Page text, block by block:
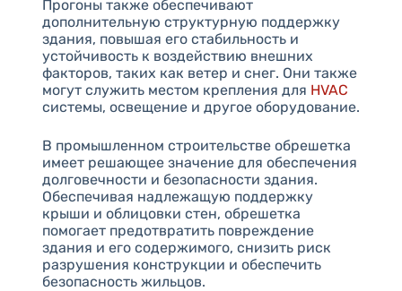
Прогоны также обеспечивают
дополнительную структурную поддержку
здания, повышая его стабильность и
устойчивость к воздействию внешних
факторов, таких как ветер и снег. Они также
могут служить местом крепления для HVAC
системы, освещение и другое оборудование.
В промышленном строительстве обрешетка
имеет решающее значение для обеспечения
долговечности и безопасности здания.
Обеспечивая надлежащую поддержку
крыши и облицовки стен, обрешетка
помогает предотвратить повреждение
здания и его содержимого, снизить риск
разрушения конструкции и обеспечить
безопасность жильцов.